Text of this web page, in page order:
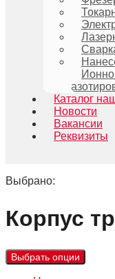
Каталог
Новости
Вакансии
Реквизиты
Выбрано:
Корпус
Выбрать опции